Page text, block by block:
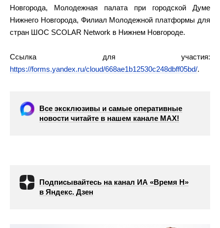
Новгорода, Молодежная палата при городской Думе
Нижнего Новгорода, Филиал Молодежной платформы для
стран ШОС SCOLAR Network в Нижнем Новгороде.
Ссылка для участия:
https://forms.yandex.ru/cloud/668ae1b12530c248dbff05bd/.
Все эксклюзивы и самые оперативные
новости читайте в нашем канале МАХ!
Подписывайтесь на канал ИА «Время Н»
в Яндекс. Дзен